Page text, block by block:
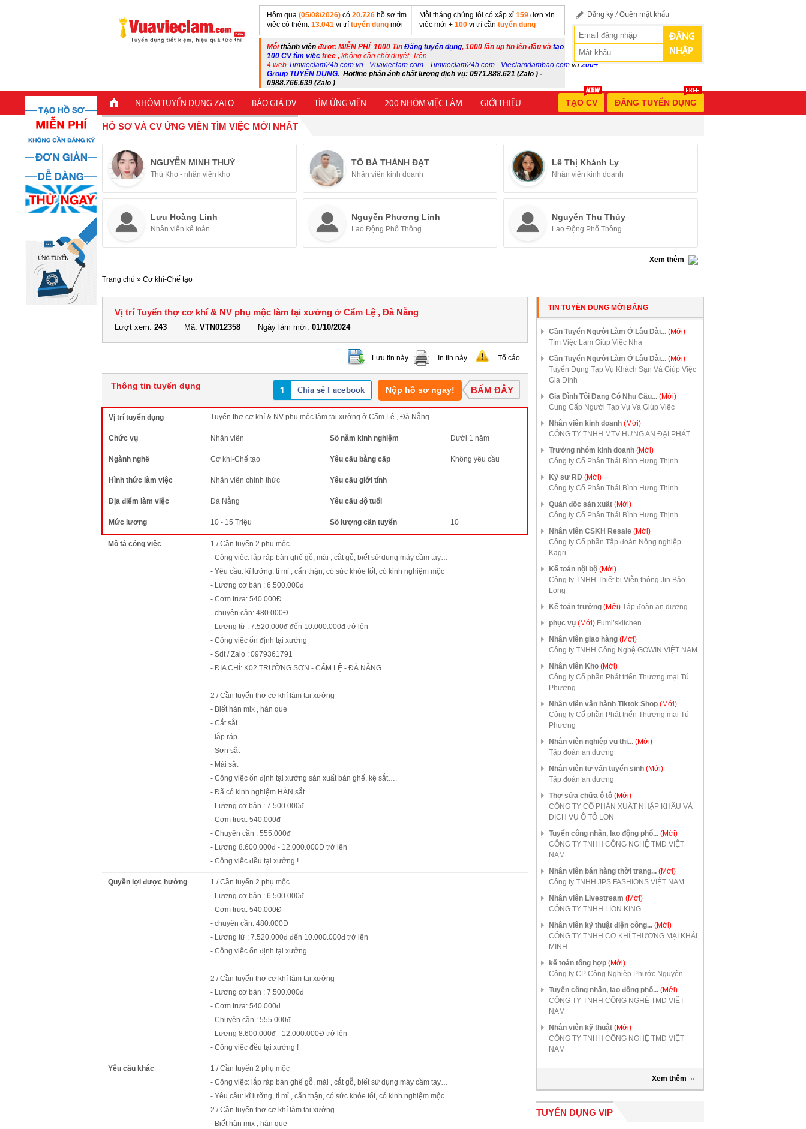
Hôm qua (05/08/2026) có 20.726 hồ sơ tìm
việc có thêm: 13.041 vị trí tuyển dụng mới
Mỗi tháng chúng tôi có xấp xỉ 159 đơn xin
việc mới + 100 vị trí cần tuyển dụng
Mỗithành viên được MIỄN PHÍ 1000 Tin Đăng tuyển dụng, 1000 lần up tin lên đầu và tạo
100 CV tìm việc free , không cần chờ duyệt, Trên
4 web Timvieclam24h.com.vn - Vuavieclam.com - Timvieclam24h.com - Vieclamdambao.com và 200+
Group TUYỂN DỤNG. Hotline phản ánh chất lượng dịch vụ: 0971.888.621 (Zalo ) -
0988.766.639 (Zalo )
Đăng ký /Quên mật khẩu
ĐĂNG
NHẬP
NHÓM TUYỂN DỤNG ZALO BÁO GIÁ DV TÌM ỨNG VIÊN 200 NHÓM VIỆC LÀM GIỚI THIỆU ĐĂNG TUYỂN DỤNG
TẠO CV
HỒ SƠ VÀ CV ỨNG VIÊN TÌM VIỆC MỚI NHẤT
NGUYỄN MINH THUÝ
Thủ Kho - nhân viên kho
TÔ BÁ THÀNH ĐẠT
Nhân viên kinh doanh
Lê Thị Khánh Ly
Nhân viên kinh doanh
Lưu Hoàng Linh
Nhân viên kế toán
Nguyễn Phương Linh
Lao Động Phổ Thông
Nguyễn Thu Thủy
Lao Động Phổ Thông
Xem thêm
Trang chủ » Cơ khí-Chế tạo
Vị trí Tuyển thợ cơ khí & NV phụ mộc làm tại xưởng ở Cẩm Lệ , Đà Nẵng
Lượt xem: 243 Mã: VTN012358 Ngày làm mới: 01/10/2024
Lưu tin này In tin này Tố cáo
Thông tin tuyển dụng Nộp hồ sơ ngay! BẤM ĐÂY
Vị trí tuyển dụng Tuyển thợ cơ khí & NV phụ mộc làm tại xưởng ở Cẩm Lệ , Đà Nẵng
Chức vụ Nhân viên Số năm kinh nghiệm Dưới 1 năm
Ngành nghề Cơ khí-Chế tạo Yêu cầu bằng cấp Không yêu cầu
Hình thức làm việc Nhân viên chính thức Yêu cầu giới tính
Địa điểm làm việc Đà Nẵng Yêu cầu độ tuổi
Mức lương 10 - 15 Triệu Số lượng cần tuyển 10
Mô tả công việc
1 / Cần tuyển 2 phụ mộc
- Công việc: lắp ráp bàn ghế gỗ, mài , cắt gỗ, biết sử dụng máy cầm tay…
- Yêu cầu: kĩ lưỡng, tỉ mỉ , cẩn thận, có sức khỏe tốt, có kinh nghiệm mộc
- Lương cơ bản : 6.500.000đ
- Cơm trưa: 540.000Đ
- chuyên cần: 480.000Đ
- Lương từ : 7.520.000đ đến 10.000.000đ trở lên
- Công việc ổn định tại xưởng
- Sdt / Zalo : 0979361791
- ĐỊA CHỈ: K02 TRƯỜNG SƠN - CẨM LỆ - ĐÀ NẴNG
2 / Cần tuyển thợ cơ khí làm tại xưởng
- Biết hàn mix , hàn que
- Cắt sắt
- lắp ráp
- Sơn sắt
- Mài sắt
- Công việc ổn định tại xưởng sản xuất bàn ghế, kệ sắt….
- Đã có kinh nghiệm HÀN sắt
- Lương cơ bản : 7.500.000đ
- Cơm trưa: 540.000đ
- Chuyên cần : 555.000đ
- Lương 8.600.000đ - 12.000.000Đ trở lên
- Công việc đều tại xưởng !
Quyền lợi được hưởng
1 / Cần tuyển 2 phụ mộc
- Lương cơ bản : 6.500.000đ
- Cơm trưa: 540.000Đ
- chuyên cần: 480.000Đ
- Lương từ : 7.520.000đ đến 10.000.000đ trở lên
- Công việc ổn định tại xưởng
2 / Cần tuyển thợ cơ khí làm tại xưởng
- Lương cơ bản : 7.500.000đ
- Cơm trưa: 540.000đ
- Chuyên cần : 555.000đ
- Lương 8.600.000đ - 12.000.000Đ trở lên
- Công việc đều tại xưởng !
Yêu cầu khác
1 / Cần tuyển 2 phụ mộc
- Công việc: lắp ráp bàn ghế gỗ, mài , cắt gỗ, biết sử dụng máy cầm tay…
- Yêu cầu: kĩ lưỡng, tỉ mỉ , cẩn thận, có sức khỏe tốt, có kinh nghiệm mộc
2 / Cần tuyển thợ cơ khí làm tại xưởng
- Biết hàn mix , hàn que
TIN TUYỂN DỤNG MỚI ĐĂNG
Cần Tuyển Người Làm Ở Lâu Dài... (Mới)
Tìm Việc Làm Giúp Việc Nhà
Cần Tuyển Người Làm Ở Lâu Dài... (Mới)
Tuyển Dụng Tạp Vụ Khách Sạn Và Giúp Việc
Gia Đình
Gia Đình Tôi Đang Có Nhu Cầu... (Mới)
Cung Cấp Người Tạp Vụ Và Giúp Việc
Nhân viên kinh doanh (Mới)
CÔNG TY TNHH MTV HƯNG AN ĐẠI PHÁT
Trưởng nhóm kinh doanh (Mới)
Công ty Cổ Phần Thái Bình Hưng Thịnh
Kỹ sư RD (Mới)
Công ty Cổ Phần Thái Bình Hưng Thịnh
Quản đốc sản xuất (Mới)
Công ty Cổ Phần Thái Bình Hưng Thịnh
Nhân viên CSKH Resale (Mới)
Công ty Cổ phần Tập đoàn Nông nghiệp
Kagri
Kế toán nội bộ (Mới)
Công ty TNHH Thiết bị Viễn thông Jin Bảo
Long
Kế toán trưởng (Mới) Tập đoàn an dương
phục vụ (Mới) Fumi’skitchen
Nhân viên giao hàng (Mới)
Công ty TNHH Công Nghệ GOWIN VIỆT NAM
Nhân viên Kho (Mới)
Công ty Cổ phần Phát triển Thương mại Tú
Phương
Nhân viên vận hành Tiktok Shop (Mới)
Công ty Cổ phần Phát triển Thương mại Tú
Phương
Nhân viên nghiệp vụ thị... (Mới)
Tập đoàn an dương
Nhân viên tư vấn tuyển sinh (Mới)
Tập đoàn an dương
Thợ sửa chữa ô tô (Mới)
CÔNG TY CỔ PHẦN XUẤT NHẬP KHẨU VÀ
DỊCH VỤ Ô TÔ LON
Tuyển công nhân, lao động phổ... (Mới)
CÔNG TY TNHH CÔNG NGHỆ TMD VIỆT
NAM
Nhân viên bán hàng thời trang... (Mới)
Công ty TNHH JPS FASHIONS VIỆT NAM
Nhân viên Livestream (Mới)
CÔNG TY TNHH LION KING
Nhân viên kỹ thuật điện công... (Mới)
CÔNG TY TNHH CƠ KHÍ THƯƠNG MẠI KHẢI
MINH
kế toán tổng hợp (Mới)
Công ty CP Công Nghiệp Phước Nguyên
Tuyển công nhân, lao động phổ... (Mới)
CÔNG TY TNHH CÔNG NGHỆ TMD VIỆT
NAM
Nhân viên kỹ thuật (Mới)
CÔNG TY TNHH CÔNG NGHỆ TMD VIỆT
NAM
Xem thêm
TUYỂN DỤNG VIP